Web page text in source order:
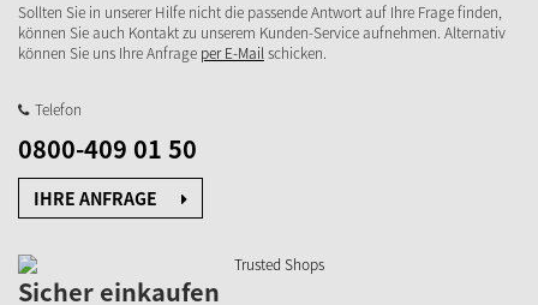
Sollten Sie in unserer Hilfe nicht die passende Antwort auf Ihre Frage finden,
können Sie auch Kontakt zu unserem Kunden-Service aufnehmen. Alternativ
können Sie uns Ihre Anfrage per E-Mailschicken.
Telefon
0800-409 01 50
IHRE ANFRAGE
Sicher einkaufen